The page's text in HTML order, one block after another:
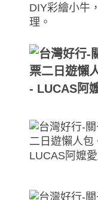
DIY彩繪小牛
理。